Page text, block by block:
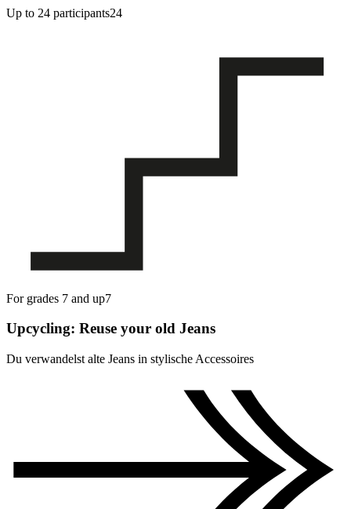
Up to 24 participants24
For grades 7 and up7
Upcycling: Reuse your old Jeans
Du verwandelst alte Jeans in stylische Accessoires